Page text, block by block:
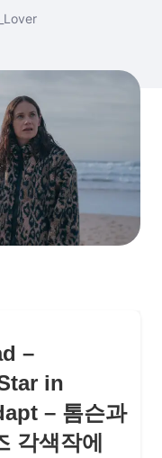
–
in
– 톰슨과
각색작에